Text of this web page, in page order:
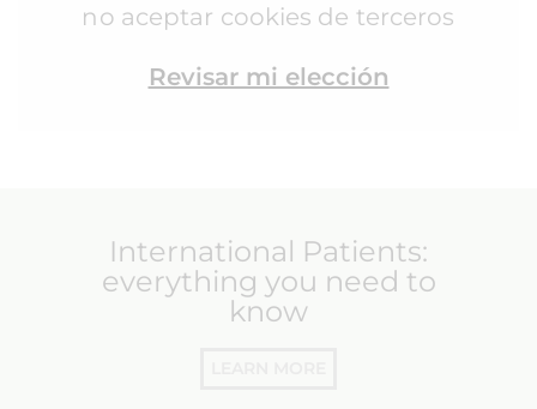
no aceptar cookies de terceros
Revisar mi elección
International Patients:
everything you need to
know